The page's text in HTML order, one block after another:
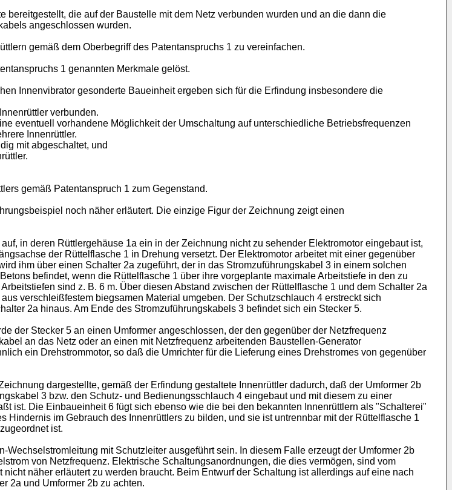
bereitgestellt, die auf der Baustelle mit dem Netz verbunden wurden und an die dann die
angeschlossen wurden.
gemäß dem Oberbegriff des Patentanspruchs 1 zu vereinfachen.
1 genannten Merkmale gelöst.
Innenvibrator gesonderte Baueinheit ergeben sich für die Erfindung insbesondere die
verbunden.
eventuell vorhandene Möglichkeit der Umschaltung auf unterschiedliche Betriebsfrequenzen
Innenrüttler.
mit abgeschaltet, und
gemäß Patentanspruch 1 zum Gegenstand.
noch näher erläutert. Die einzige Figur der Zeichnung zeigt einen
in deren Rüttlergehäuse 1a ein in der Zeichnung nicht zu sehender Elektromotor eingebaut ist,
der Rüttelflasche 1 in Drehung versetzt. Der Elektromotor arbeitet mit einer gegenüber
ihm über einen Schalter 2a zugeführt, der in das Stromzuführungskabel 3 in einem solchen
befindet, wenn die Rüttelflasche 1 über ihre vorgeplante maximale Arbeitstiefe in den zu
sind z. B. 6 m. Über diesen Abstand zwischen der Rüttelflasche 1 und dem Schalter 2a
verschleißfestem biegsamen Material umgeben. Der Schutzschlauch 4 erstreckt sich
2a hinaus. Am Ende des Stromzuführungskabels 3 befindet sich ein Stecker 5.
der Stecker 5 an einen Umformer angeschlossen, der den gegenüber der Netzfrequenz
an das Netz oder an einen mit Netzfrequenz arbeitenden Baustellen-Generator
ein Drehstrommotor, so daß die Umrichter für die Lieferung eines Drehstromes von gegenüber
dargestellte, gemäß der Erfindung gestaltete Innenrüttler dadurch, daß der Umformer 2b
3 bzw. den Schutz- und Bedienungsschlauch 4 eingebaut und mit diesem zu einer
ist. Die Einbaueinheit 6 fügt sich ebenso wie die bei den bekannten Innenrüttlern als "Schalterei"
im Gebrauch des Innenrüttlers zu bilden, und sie ist untrennbar mit der Rüttelflasche 1
ist.
mit Schutzleiter ausgeführt sein. In diesem Falle erzeugt der Umformer 2b
von Netzfrequenz. Elektrische Schaltungsanordnungen, die dies vermögen, sind vom
näher erläutert zu werden braucht. Beim Entwurf der Schaltung ist allerdings auf eine nach
2a und Umformer 2b zu achten.